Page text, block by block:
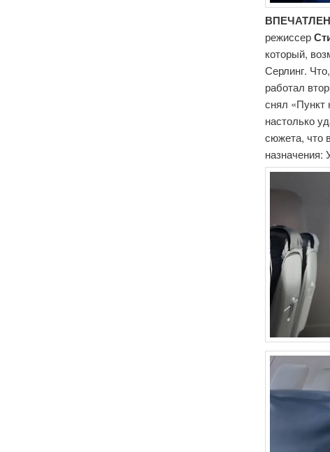
режиссер
который,
Серлинг.
работал
снял «Пункт
настолько
сюжета, что
назначения: